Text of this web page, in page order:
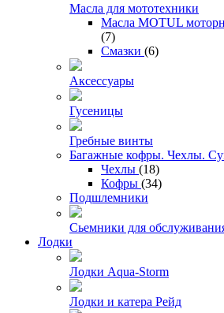
Масла для мототехники
Масла MOTUL
(7)
Смазки (6)
Аксессуары
Гусеницы
Гребные винты
Багажные кофры. Чехлы.
Чехлы (18)
Кофры (34)
Подшлемники
Сьемники для
Лодки
Лодки Aqua-Storm
Лодки и катера Рейд